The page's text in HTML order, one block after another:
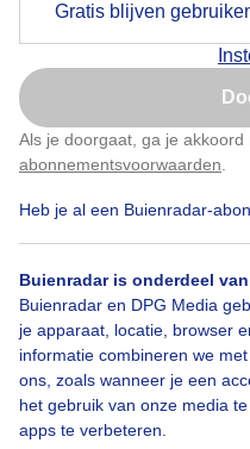
Gratis blijven
Als je doorgaat, ga je akkoord
abonnementsvoorwaarden
Heb je al een Buienradar-
Buienradar is onderdeel van
Buienradar en DPG Media
je apparaat, locatie, browser
informatie combineren we
ons, zoals wanneer je een
het gebruik van onze media
apps te verbeteren.
Zomer
Over Buienradar
Bedrijfsgegevens
Veelgestelde vragen
Contact
Toegankelijkheid
Nu niet,
Klik hierom